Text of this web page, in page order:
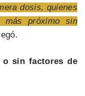
dosis, quienes
más próximo sin
o sin factores de